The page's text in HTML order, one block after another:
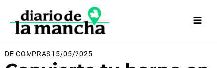
contenido
DE COMPRAS15/05/2025